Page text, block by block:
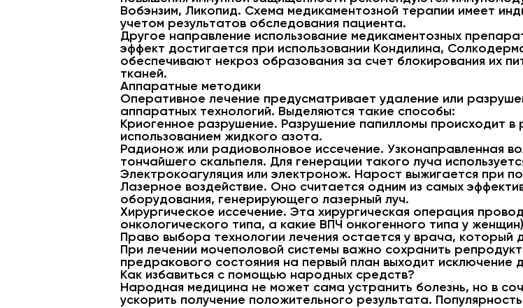
Вобэнзим, Ликопид. Схема медикаментозной терапии имеет
учетом результатов обследования пациента.
Другое направление использование медикаментозных
эффект достигается при использовании Кондилина,
обеспечивают некроз образования за счет блокирования их
тканей.
Аппаратные методики
Оперативное лечение предусматривает удаление или
аппаратных технологий. Выделяются такие способы:
Криогенное разрушение. Разрушение папилломы происходит в
использованием жидкого азота.
Радионож или радиоволновое иссечение. Узконаправленная
тончайшего скальпеля. Для генерации такого луча
Электрокоагуляция или электронож. Нарост выжигается при
Лазерное воздействие. Оно считается одним из самых
оборудования, генерирующего лазерный луч.
Хирургическое иссечение. Эта хирургическая операция
онкологического типа, а какие ВПЧ онкогенного типа у
Право выбора технологии лечения остается у врача, который
При лечении мочеполовой системы важно сохранить
предракового состояния на первый план выходит
Как избавиться с помощью народных средств?
Народная медицина не может сама устранить болезнь, но в
ускорить получение положительного результата.